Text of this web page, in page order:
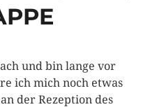
und bin lange vor
ich mich noch etwas
der Rezeption des